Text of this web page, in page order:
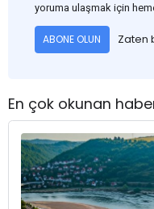
yoruma ulaşmak için
ABONE OLUN Zaten
En çok okunan